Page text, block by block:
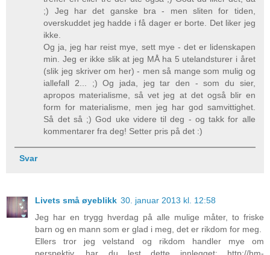
;) Jeg har det ganske bra - men sliten for tiden,
overskuddet jeg hadde i få dager er borte. Det liker jeg
ikke.
Og ja, jeg har reist mye, sett mye - det er lidenskapen
min. Jeg er ikke slik at jeg MÅ ha 5 utelandsturer i året
(slik jeg skriver om her) - men så mange som mulig og
iallefall 2... ;) Og jada, jeg tar den - som du sier,
apropos materialisme, så vet jeg at det også blir en
form for materialisme, men jeg har god samvittighet.
Så det så ;) God uke videre til deg - og takk for alle
kommentarer fra deg! Setter pris på det :)
Svar
Livets små øyeblikk 30. januar 2013 kl. 12:58
Jeg har en trygg hverdag på alle mulige måter, to friske
barn og en mann som er glad i meg, det er rikdom for meg.
Ellers tror jeg velstand og rikdom handler mye om